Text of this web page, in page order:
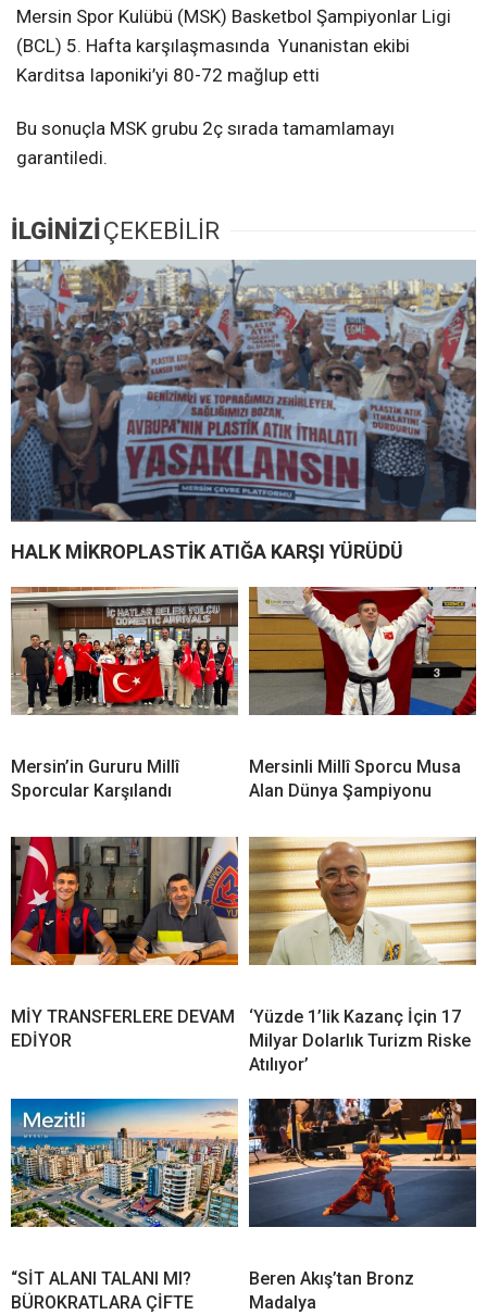
Mersin Spor Kulübü (MSK) Basketbol Şampiyonlar Ligi
(BCL) 5. Hafta karşılaşmasında Yunanistan ekibi
Karditsa Iaponiki’yi 80-72 mağlup etti
Bu sonuçla MSK grubu 2ç sırada tamamlamayı
garantiledi.
İLGİNİZİ ÇEKEBİLİR
HALK MİKROPLASTİK ATIĞA KARŞI YÜRÜDÜ
Mersin’in Gururu Millî
Sporcular Karşılandı
Mersinli Millî Sporcu Musa
Alan Dünya Şampiyonu
MİY TRANSFERLERE DEVAM
EDİYOR
‘Yüzde 1’lik Kazanç İçin 17
Milyar Dolarlık Turizm Riske
Atılıyor’
“SİT ALANI TALANI MI?
BÜROKRATLARA ÇİFTE
Beren Akış’tan Bronz
Madalya